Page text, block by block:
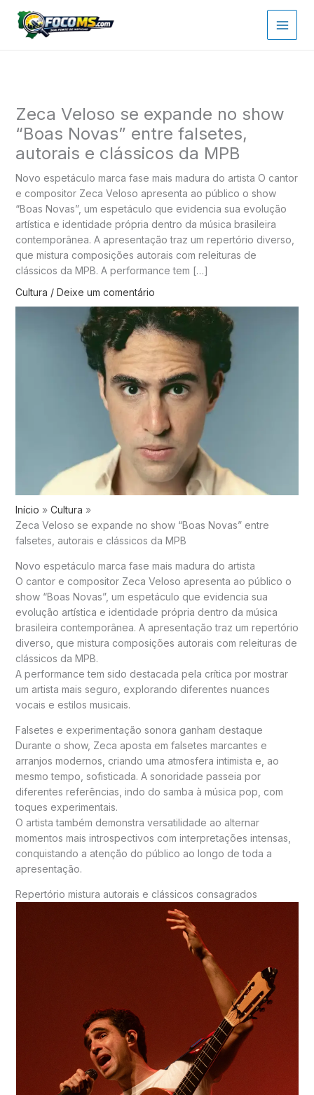
para
Zeca Veloso se expande no show
“Boas Novas” entre falsetes,
autorais e clássicos da MPB
Novo espetáculo marca fase mais madura do artista O cantor
e compositor Zeca Veloso apresenta ao público o show
“Boas Novas”, um espetáculo que evidencia sua evolução
artística e identidade própria dentro da música brasileira
contemporânea. A apresentação traz um repertório diverso,
que mistura composições autorais com releituras de
clássicos da MPB. A performance tem […]
Cultura / Deixe um comentário
Início
Cultura
Zeca Veloso se expande no show “Boas Novas” entre
falsetes, autorais e clássicos da MPB
Novo espetáculo marca fase mais madura do artista
O cantor e compositor Zeca Veloso apresenta ao público o
show “Boas Novas”, um espetáculo que evidencia sua
evolução artística e identidade própria dentro da música
brasileira contemporânea. A apresentação traz um repertório
diverso, que mistura composições autorais com releituras de
clássicos da MPB.
A performance tem sido destacada pela crítica por mostrar
um artista mais seguro, explorando diferentes nuances
vocais e estilos musicais.
Falsetes e experimentação sonora ganham destaque
Durante o show, Zeca aposta em falsetes marcantes e
arranjos modernos, criando uma atmosfera intimista e, ao
mesmo tempo, sofisticada. A sonoridade passeia por
diferentes referências, indo do samba à música pop, com
toques experimentais.
O artista também demonstra versatilidade ao alternar
momentos mais introspectivos com interpretações intensas,
conquistando a atenção do público ao longo de toda a
apresentação.
Repertório mistura autorais e clássicos consagrados